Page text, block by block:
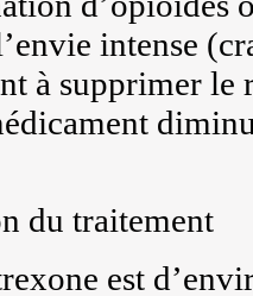
intense
à supprimer
du traitement
est